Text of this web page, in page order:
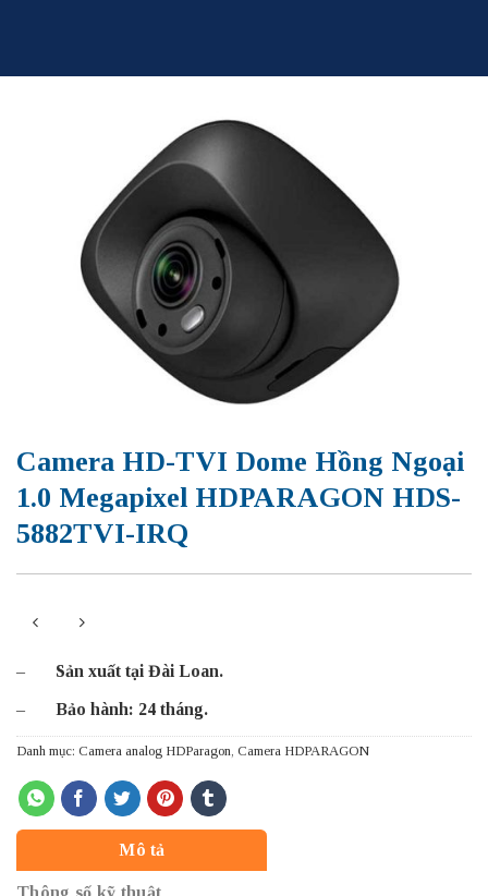
Camera HD-TVI Dome Hồng Ngoại
1.0 Megapixel HDPARAGON HDS-
5882TVI-IRQ
– Sản xuất tại Đài Loan.
– Bảo hành: 24 tháng.
Danh mục: Camera analog HDParagon, Camera HDPARAGON
Mô tả
Thông số kỹ thuật